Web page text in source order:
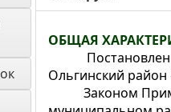
ОБЩАЯ
Ольгинский
Законом